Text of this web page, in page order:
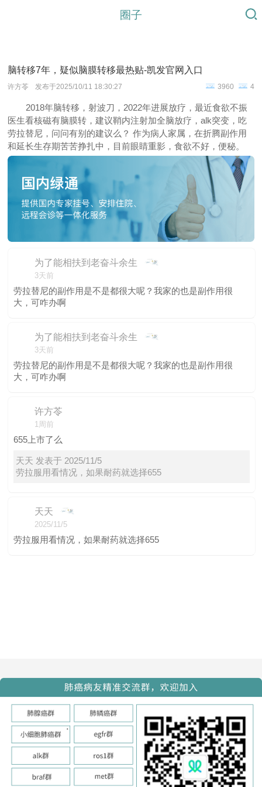
圈子
脑转移7年，疑似脑膜转移最热贴-凯发官网入口
许方苓 发布于2025/10/11 18:30:27 4
3960
2018年脑转移，射波刀，2022年进展放疗，最近食欲不振
医生看核磁有脑膜转，建议鞘内注射加全脑放疗，alk突变，吃
劳拉替尼，问问有别的建议么？ 作为病人家属，在折腾副作用
和延长生存期苦苦挣扎中，目前眼睛重影，食欲不好，便秘。
为了能相扶到老奋斗余生
3天前
劳拉替尼的副作用是不是都很大呢？我家的也是副作用很
大，可咋办啊
为了能相扶到老奋斗余生
3天前
劳拉替尼的副作用是不是都很大呢？我家的也是副作用很
大，可咋办啊
许方苓
1周前
655上市了么
天天 发表于 2025/11/5
劳拉服用看情况，如果耐药就选择655
天天
2025/11/5
劳拉服用看情况，如果耐药就选择655